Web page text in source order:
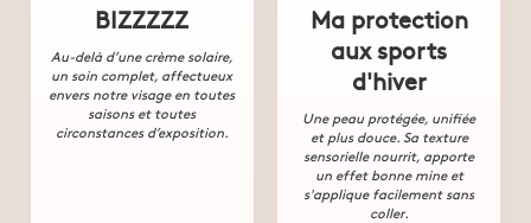
BIZZZZZ
Au-delà d’une crème solaire,
un soin complet, affectueux
envers notre visage en toutes
saisons et toutes
circonstances d’exposition.
Ma protection
aux sports
d'hiver
Une peau protégée, unifiée
et plus douce. Sa texture
sensorielle nourrit, apporte
un effet bonne mine et
s'applique facilement sans
coller.